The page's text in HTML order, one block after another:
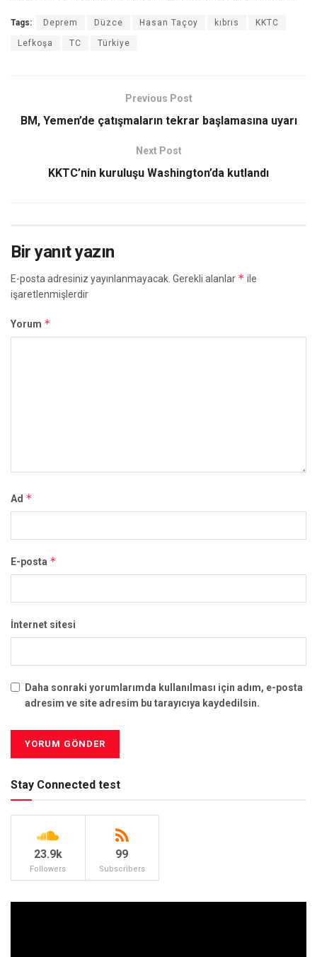
Tags: Deprem Düzce Hasan Taçoy kıbrıs KKTC
Lefkoşa TC Türkiye
Previous Post
BM, Yemen’de çatışmaların tekrar başlamasına uyarı
Next Post
KKTC’nin kuruluşu Washington’da kutlandı
Bir yanıt yazın
E-posta adresiniz yayınlanmayacak. Gerekli alanlar * ile
işaretlenmişlerdir
Yorum *
Ad *
E-posta *
İnternet sitesi
Daha sonraki yorumlarımda kullanılması için adım, e-posta
adresim ve site adresim bu tarayıcıya kaydedilsin.
Stay Connected test
23.9k
Followers
99
Subscribers